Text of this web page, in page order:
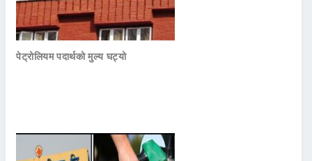
पेट्रोलियम पदार्थको मुल्य घट्यो